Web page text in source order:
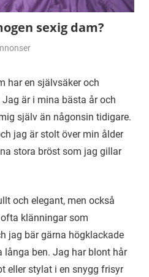
sexig dam?
har en självsäker och
är i mina bästa år och
själv än någonsin tidigare.
jag är stolt över min ålder
stora bröst som jag gillar
och elegant, men också
klänningar som
jag bär gärna högklackade
ben. Jag har blont hår
eller stylat i en snygg frisyr